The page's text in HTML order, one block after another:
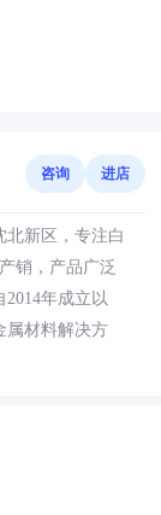
咨询 进店
北新区，专注白
销，产品广泛
年成立以
属材料解决方